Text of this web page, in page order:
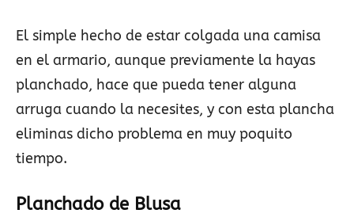
El simple hecho de estar colgada una camisa
en el armario, aunque previamente la hayas
planchado, hace que pueda tener alguna
arruga cuando la necesites, y con esta plancha
eliminas dicho problema en muy poquito
tiempo.
Planchado de Blusa